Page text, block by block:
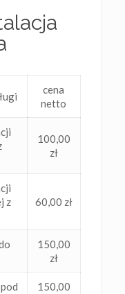
cena
netto
100,00
zł
z
60,00 zł
150,00
zł
150,00